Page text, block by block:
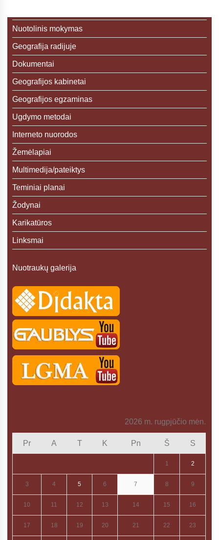
Nuotolinis mokymas
Geografija radijuje
Dokumentai
Geografijos kabinetai
Geografijos egzaminas
Ugdymo metodai
Interneto nuorodos
Žemėlapiai
Multimedija/pateiktys
Teminiai planai
Žodynai
Karikatūros
Linksmai
Nuotraukų galerija
2026 m. rugpjūčio mėn.
Pr A T K Pn Š S
1 2
3 4 5 6 7 8 9
10 11 12 13 14 15 16
17 18 19 20 21 22 23